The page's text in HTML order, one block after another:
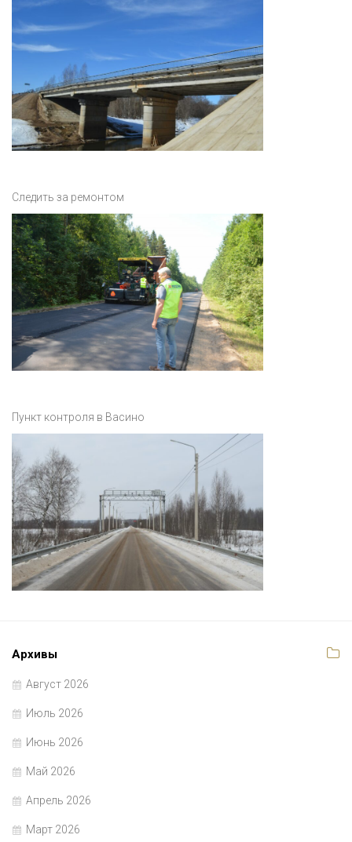
Следить за ремонтом
Пункт контроля в Васино
Архивы
Август 2026
Июль 2026
Июнь 2026
Май 2026
Апрель 2026
Март 2026